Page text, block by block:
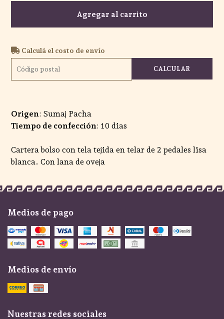
Agregar al carrito
Calculá el costo de envío
CALCULAR
Origen: Sumaj Pacha
Tiempo de confección: 10 dias
Cartera bolso con tela tejida en telar de 2 pedales lisa
blanca. Con lana de oveja
Medios de pago
Medios de envío
Nuestras redes sociales